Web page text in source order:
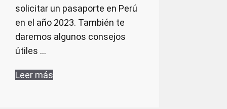
solicitar un pasaporte en Perú
en el año 2023. También te
daremos algunos consejos
útiles …
Leer más